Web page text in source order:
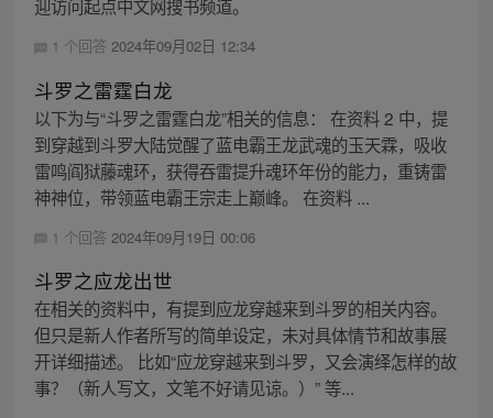
迎访问起点中文网搜书频道。
1 个回答 2024年09月02日 12:34
斗罗之雷霆白龙
以下为与“斗罗之雷霆白龙”相关的信息： 在资料 2 中，提
到穿越到斗罗大陆觉醒了蓝电霸王龙武魂的玉天霖，吸收
雷鸣阎狱藤魂环，获得吞雷提升魂环年份的能力，重铸雷
神神位，带领蓝电霸王宗走上巅峰。 在资料 ...
1 个回答 2024年09月19日 00:06
斗罗之应龙出世
在相关的资料中，有提到应龙穿越来到斗罗的相关内容。
但只是新人作者所写的简单设定，未对具体情节和故事展
开详细描述。 比如“应龙穿越来到斗罗，又会演绎怎样的故
事？（新人写文，文笔不好请见谅。）” 等...